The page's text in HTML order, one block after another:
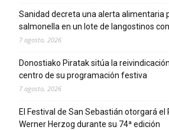
Sanidad decreta una alerta alimentaria
salmonella en un lote de langostinos
7 agosto, 2026
Donostiako Piratak sitúa la
centro de su programación festiva
7 agosto, 2026
El Festival de San Sebastián otorgará el
Werner Herzog durante su 74ª edición